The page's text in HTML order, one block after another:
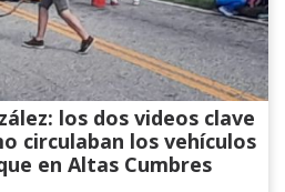
los dos videos clave
circulaban los vehículos
en Altas Cumbres